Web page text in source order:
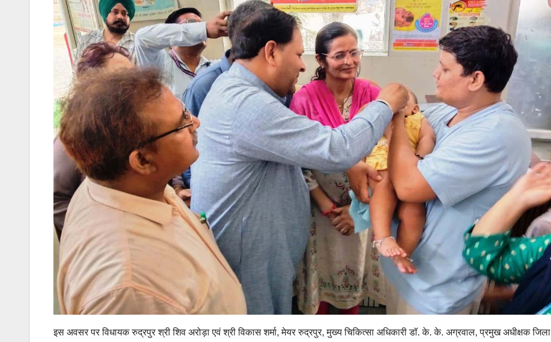
इस अवसर पर विधायक रुद्रपुर श्री शिव अरोड़ा एवं श्री विकास शर्मा, मेयर रुद्रपुर, मुख्य चिकित्सा अधिकारी डॉ. के. के. अग्रवाल, प्रमुख अधीक्षक जिला